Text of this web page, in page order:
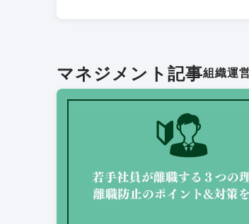
マネジメント記事組織運